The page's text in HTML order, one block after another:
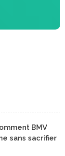
BMV
sans sacrifier